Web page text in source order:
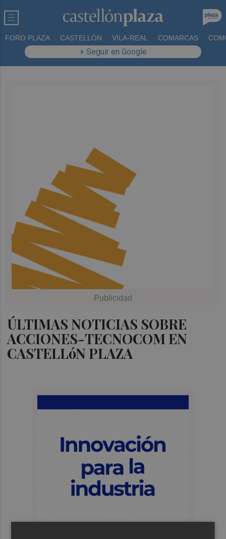
FORO PLAZA CASTELLÓN VILA-REAL COMARCAS
+ Seguir en Google
ÚLTIMAS NOTICIAS SOBRE
ACCIONES-TECNOCOM EN
CASTELLóN PLAZA